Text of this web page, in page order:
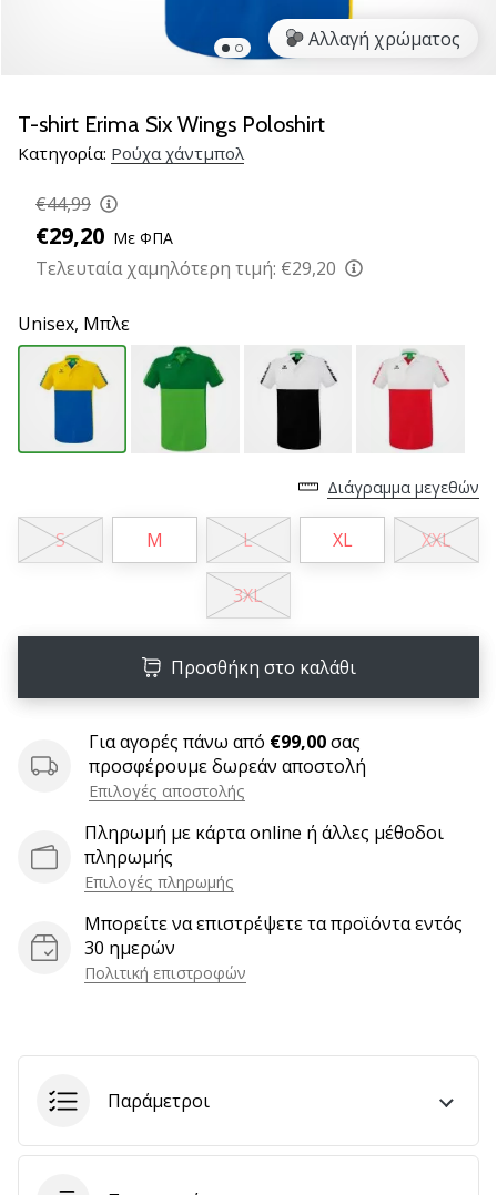
Accelerate
SQD
Ανακάλυψε
τις
τεχνικές
και
μάθε
αξίζει…
25. 11. 2024
Γίνετε
πρεσβευτής
Είσαι
του
χάντμπολ
Γίνε
πρεσβευτής/
της
μάρκας
όλων
άρθρων
Αλλαγή χρώματος
T-shirt Erima Six Wings Poloshirt
Κατηγορία: Ρούχα χάντμπολ
€44,99
€29,20 Με ΦΠΑ
Τελευταία χαμηλότερη τιμή: €29,20
Unisex, Μπλε
Διάγραμμα μεγεθών
S M L XL XXL
3XL
Προσθήκη στο καλάθι
Για αγορές πάνω από €99,00σας
προσφέρουμε δωρεάν αποστολή
Επιλογές αποστολής
Πληρωμή με κάρτα online ή άλλες μέθοδοι
πληρωμής
Επιλογές πληρωμής
Μπορείτε να επιστρέψετε τα προϊόντα εντός
30 ημερών
Πολιτική επιστροφών
Παράμετροι